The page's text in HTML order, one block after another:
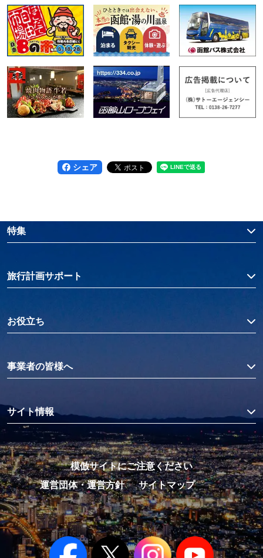
シェア
特集
旅行計画サポート
お役立ち
事業者の皆様へ
サイト情報
模倣サイトにご注意ください
運営団体・運営方針
サイトマップ